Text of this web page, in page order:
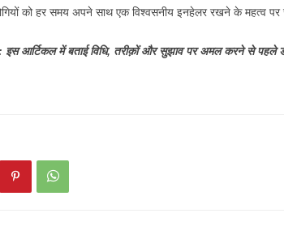
को हर समय अपने साथ एक विश्वसनीय इनहेलर रखने के महत्व पर
आर्टिकल में बताई विधि, तरीक़ों और सुझाव पर अमल करने से पहले